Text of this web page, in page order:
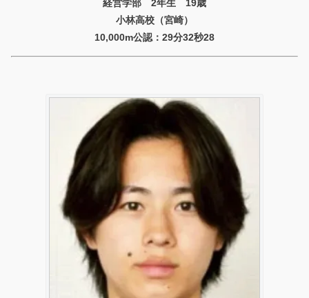
経営学部 2年生 19歳
小林高校（宮崎）
10,000m公認：29分32秒28